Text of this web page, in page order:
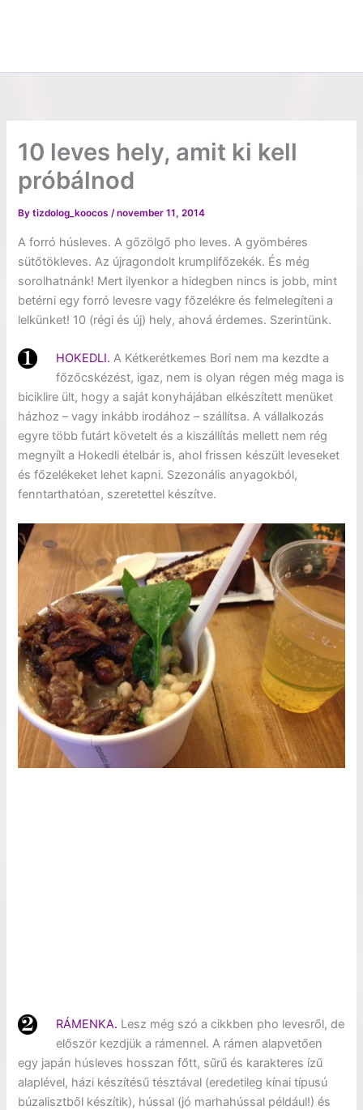
10 leves hely, amit ki kell
próbálnod
Bytizdolog_koocos/november 11, 2014
A forró húsleves. A gőzölgő pho leves. A gyömbéres
sütőtökleves. Az újragondolt krumplifőzekék. És még
sorolhatnánk! Mert ilyenkor a hidegben nincs is jobb, mint
betérni egy forró levesre vagy főzelékre és felmelegíteni a
lelkünket! 10 (régi és új) hely, ahová érdemes. Szerintünk.
HOKEDLI. A Kétkerétkemes Bori nem ma kezdte a
főzőcskézést, igaz, nem is olyan régen még maga is
biciklire ült, hogy a saját konyhájában elkészített menüket
házhoz – vagy inkább irodához – szállítsa. A vállalkozás
egyre több futárt követelt és a kiszállítás mellett nem rég
megnyílt a Hokedli ételbár is, ahol frissen készült leveseket
és főzelékeket lehet kapni. Szezonális anyagokból,
fenntarthatóan, szeretettel készítve.
RÁMENKA. Lesz még szó a cikkben pho levesről, de
először kezdjük a rámennel. A rámen alapvetően
egy japán húsleves hosszan főtt, sűrű és karakteres ízű
alaplével, házi készítésű tésztával (eredetileg kínai típusú
búzalisztből készítik), hússal (jó marhahússal például!) és